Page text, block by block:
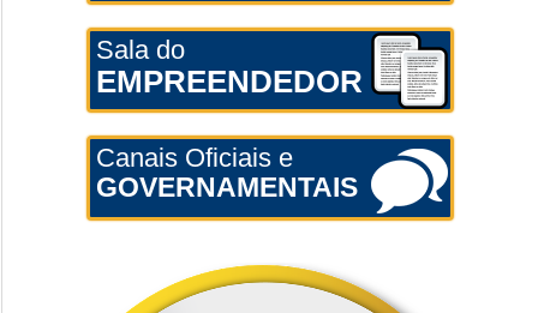
Sala do
EMPREENDEDOR
Canais Oficiais e
GOVERNAMENTAIS